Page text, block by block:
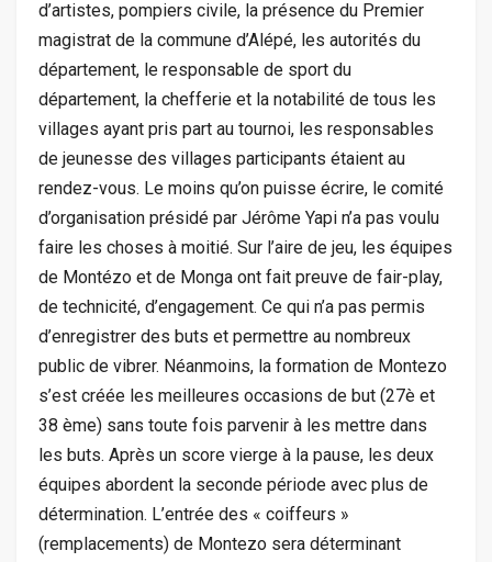
d’artistes, pompiers civile, la présence du Premier
magistrat de la commune d’Alépé, les autorités du
département, le responsable de sport du
département, la chefferie et la notabilité de tous les
villages ayant pris part au tournoi, les responsables
de jeunesse des villages participants étaient au
rendez-vous. Le moins qu’on puisse écrire, le comité
d’organisation présidé par Jérôme Yapi n’a pas voulu
faire les choses à moitié. Sur l’aire de jeu, les équipes
de Montézo et de Monga ont fait preuve de fair-play,
de technicité, d’engagement. Ce qui n’a pas permis
d’enregistrer des buts et permettre au nombreux
public de vibrer. Néanmoins, la formation de Montezo
s’est créée les meilleures occasions de but (27è et
38 ème) sans toute fois parvenir à les mettre dans
les buts. Après un score vierge à la pause, les deux
équipes abordent la seconde période avec plus de
détermination. L’entrée des « coiffeurs »
(remplacements) de Montezo sera déterminant